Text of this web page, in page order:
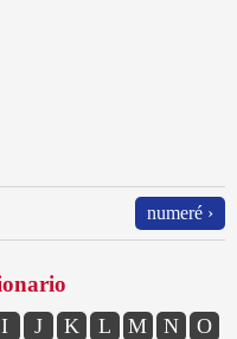
numeré ›
I J K L M N
O